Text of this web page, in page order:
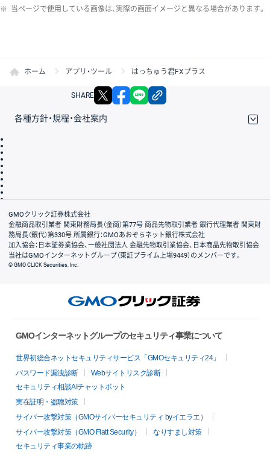
※ 当ページで使用している画像は、実際の画面イメージと異なる場合があります。
ホーム アプリ・ツール はっちゅう君FXプラス
SHARE X facebook
各種方針・規程・会社案内
会社案内
GMOクリック証券株式会社
金融商品取引業者 関東財務局長（金商）第77号 商品先物取引業者 銀行代理業者 関東財
務局長（銀代）第330号 所属銀行：GMOあおぞらネット銀行株式会社
加入協会：日本証券業協会、一般社団法人 金融先物取引業協会、日本商品先物取引協会
当社はGMOインターネットグループ（東証プライム上場9449）のメンバーです。
© GMO CLICK Securities, Inc.
GMOインターネットグループのセキュリティ事業について
世界初総合ネットセキュリティサービス「GMOセキュリティ24」
パスワード漏洩診断
Webサイトリスク診断
セキュリティ相談AIチャットボット
実在証明・盗聴対策
サイバー攻撃対策（GMOサイバーセキュリティ byイエラエ）
サイバー攻撃対策（GMO Flatt Security）
なりすまし対策
セキュリティ事業の軌跡